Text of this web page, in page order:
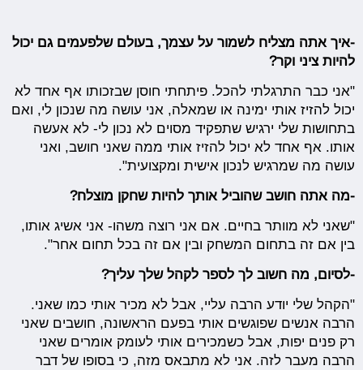
-איך אתה מצליח לשמור על עצמך, בעולם שלפעמים גם יכול
להיות ציני וקר?
"אני כבר התרגלתי להכל. פיתחתי חוסן שבזכותו אף אחד לא
יכול להזיז אותי ימינה או שמאלה, אני עושה מה שנכון לי, ואם
בתחושות שלי ירגיש שתפקיד מסוים לא נכון לי- לא אעשה
אותו. אף אחד לא יכול להזיז אותי ממה שאני חושב, ואני
עושה מה שמרגיש לנכון אישית ומקצועית".
-מה אתה חושב שהוביל אותך להיות שחקן מוצלח?
"שאני לא מוותר בחיים. אם אני רוצה משהו- אני אשיג אותו,
בין אם זה בתחום המשחק ובין אם זה בכל תחום אחר".
-לסיום, מה חשוב לך לספר לקהל שלך עליך?
"הקהל שלי יודע הרבה עליי, אבל לא מכיר אותי כמו שאני.
הרבה אנשים שפוגשים אותי בפעם הראשונה, חושבים שאני
רק פנים יפות, אבל כשמכירים אותי לעומק אומרים שאני
הרבה מעבר לזה. אני לא מתבאס מזה, כי בסופו של דבר